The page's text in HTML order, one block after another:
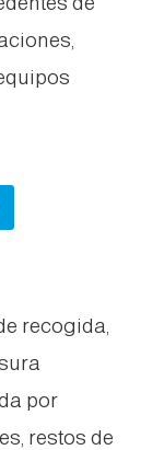
recogida,
por
restos de